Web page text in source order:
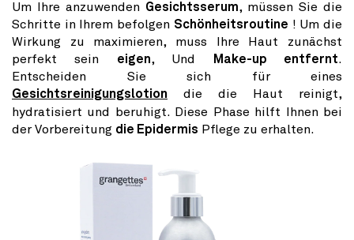
Um Ihre anzuwenden Gesichtsserum, müssen Sie die
Schritte in Ihrem befolgen Schönheitsroutine ! Um die
Wirkung zu maximieren, muss Ihre Haut zunächst
perfekt sein eigen, Und Make-up entfernt.
Entscheiden Sie sich für eines
Gesichtsreinigungslotion die die Haut reinigt,
hydratisiert und beruhigt. Diese Phase hilft Ihnen bei
der Vorbereitung die Epidermis Pflege zu erhalten.